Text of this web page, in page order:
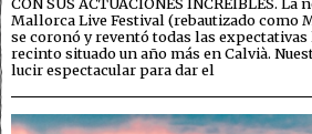
Mallorca Live Festival (rebautizado como
se coronó y reventó todas las
recinto situado un año más en Calvià.
lucir espectacular para dar el